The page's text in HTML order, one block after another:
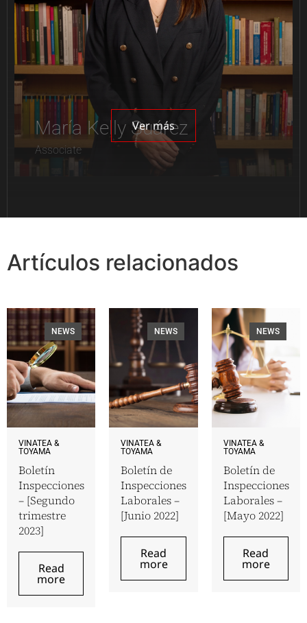
María Kelly Suárez
Associate
Ver más
Artículos relacionados
NEWS
VINATEA &
TOYAMA
Boletín
Inspecciones
– [Segundo
trimestre
2023]
Read
more
NEWS
VINATEA &
TOYAMA
Boletín de
Inspecciones
Laborales –
[Junio 2022]
Read
more
NEWS
VINATEA &
TOYAMA
Boletín de
Inspecciones
Laborales –
[Mayo 2022]
Read
more